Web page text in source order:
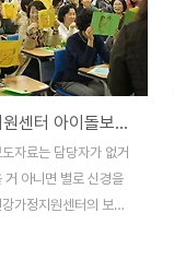
, 여비서, 여군, 여경'처
붙는 경우인데 무려
면 남자 중고등학교는
'는 붙거든. 이게 뭘 말
반적이요, 여자는 특
말해 모든 게 남자 중
된 나쁜 표현인..
경남건강가정지원센터 아이돌보미 보수교육 소식
자료는 담당자가 없거
거 아니면 별로 신경을
가정지원센터의 보도